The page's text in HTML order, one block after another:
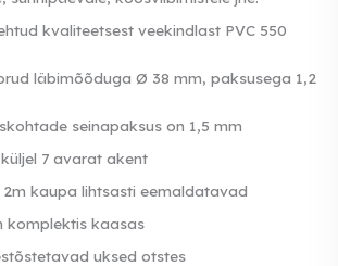
kvaliteetsest veekindlast PVC 550
läbimõõduga Ø 38 mm, paksusega 1,2
seinapaksus on 1,5 mm
7 avarat akent
2m kaupa lihtsasti eemaldatavad
komplektis kaasas
uksed otstes